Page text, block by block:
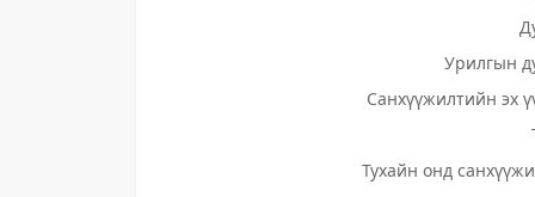
Урилгын
Санхүүжилтийн эх
Тухайн онд